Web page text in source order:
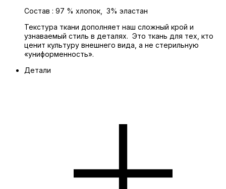
Состав : 97 % хлопок, 3% эластан
Текстура ткани дополняет наш сложный крой и
узнаваемый стиль в деталях. Это ткань для тех, кто
ценит культуру внешнего вида, а не стерильную
«униформенность».
Детали